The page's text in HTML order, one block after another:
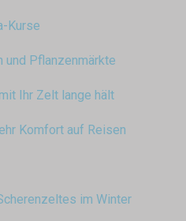
Kurse
Pflanzenmärkte
Ihr Zelt lange hält
Komfort auf Reisen
im Winter